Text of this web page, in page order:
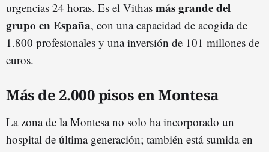
urgencias 24 horas. Es el Vithas más grande del
grupo en España, con una capacidad de acogida de
1.800 profesionales y una inversión de 101 millones de
euros.
Más de 2.000 pisos en Montesa
La zona de la Montesa no solo ha incorporado un
hospital de última generación; también está sumida en